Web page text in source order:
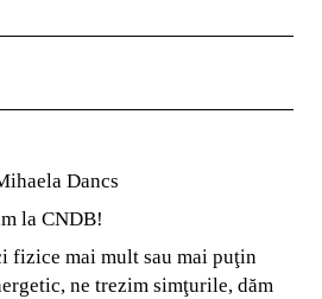
Dancs
la CNDB!
fizice mai mult sau mai puţin
ne trezim simţurile, dăm